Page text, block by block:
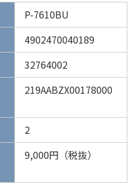
P-7610BU
4902470040189
32764002
219AABZX00178000
2
9,000円（税抜）